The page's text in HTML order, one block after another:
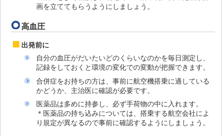
画を立ててもらうようにしましょう。
高血圧
出発前に
自分の血圧がだいたいどのくらいなのかを毎日測定し、
記録をしておくと環境の変化での変動が把握できます。
合併症をお持ちの方は、事前に航空機搭乗に適している
かどうか、主治医に確認が必要です。
医薬品は多めに持参し、必ず手荷物の中に入れます。
＊医薬品の持ち込みについては、搭乗する航空会社によ
り規定が異なるので事前に確認するようにしましょう。